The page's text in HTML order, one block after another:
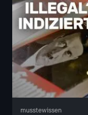
musstewissen